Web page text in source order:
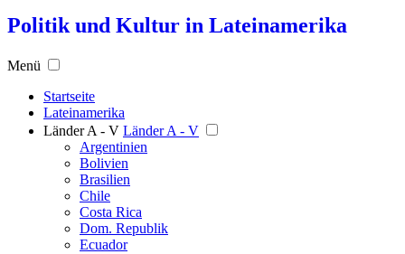
Politik und Kultur in Lateinamerika
Menü
Startseite
Lateinamerika
Länder A - V Länder A - V
Argentinien
Bolivien
Brasilien
Chile
Costa Rica
Dom. Republik
Ecuador